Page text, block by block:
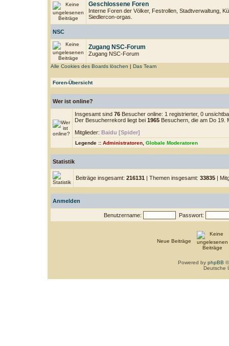
Geschlossene Foren
Interne Foren der Völker, Festrollen, Stadtverwaltung,
Siedlercon-orgas.
NSC
Zugang NSC-Forum
Zugang NSC-Forum
Alle Cookies des Boards löschen | Das Team
Foren-Übersicht
Wer ist online?
Insgesamt sind 76 Besucher online: 1 registrierter, 0
Der Besucherrekord liegt bei 1965 Besuchern, die am Do 19.
Mitglieder: Baidu [Spider]
Legende :: Administratoren Globale Moderatoren
Statistik
Beiträge insgesamt: 216131 | Themen insgesamt: 33835 |
Anmelden
Benutzername: Passwort:
Neue Beiträge
Powered by phpBB
Deutsche